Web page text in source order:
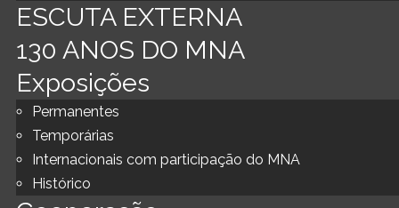
ESCUTA EXTERNA
130 ANOS DO MNA
Exposições
Permanentes
Temporárias
Internacionais com participação do MNA
Histórico